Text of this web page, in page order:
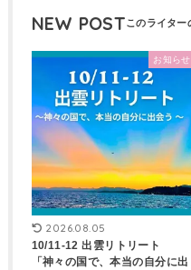
NEW POST
お知らせ
2026.08.05
10/11-12 出雲リトリート
「神々の国で、本当の自分に出